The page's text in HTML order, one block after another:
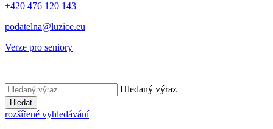
+420 476 120 143
podatelna@luzice.eu
Verze pro seniory
Hledaný výraz
Hledat
rozšířené vyhledávání